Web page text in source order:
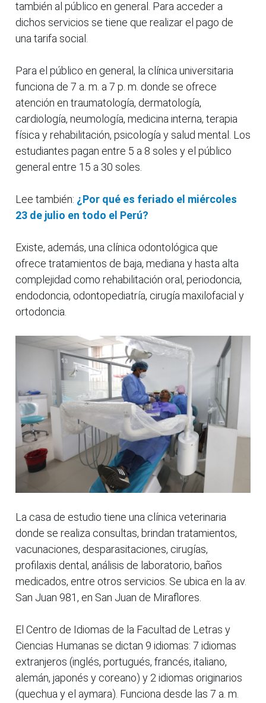
también al público en general. Para acceder a
dichos servicios se tiene que realizar el pago de
una tarifa social.
Para el público en general, la clínica universitaria
funciona de 7 a. m. a 7 p. m. donde se ofrece
atención en traumatología, dermatología,
cardiología, neumología, medicina interna, terapia
física y rehabilitación, psicología y salud mental. Los
estudiantes pagan entre 5 a 8 soles y el público
general entre 15 a 30 soles.
Lee también: ¿Por qué es feriado el miércoles
23 de julio en todo el Perú?
Existe, además, una clínica odontológica que
ofrece tratamientos de baja, mediana y hasta alta
complejidad como rehabilitación oral, periodoncia,
endodoncia, odontopediatría, cirugía maxilofacial y
ortodoncia.
La casa de estudio tiene una clínica veterinaria
donde se realiza consultas, brindan tratamientos,
vacunaciones, desparasitaciones, cirugías,
profilaxis dental, análisis de laboratorio, baños
medicados, entre otros servicios. Se ubica en la av.
San Juan 981, en San Juan de Miraflores.
El Centro de Idiomas de la Facultad de Letras y
Ciencias Humanas se dictan 9 idiomas: 7 idiomas
extranjeros (inglés, portugués, francés, italiano,
alemán, japonés y coreano) y 2 idiomas originarios
(quechua y el aymara). Funciona desde las 7 a. m.